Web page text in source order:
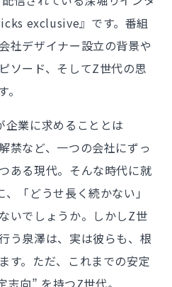
exclusive』です。番組
社デザイナー設立の背景や
ソード、そしてZ世代の思
業に求めることとは
禁など、一つの会社にずっ
ある現代。そんな時代に就
「どうせ長く続かない」
いでしょうか。しかしZ世
う泉澤は、実は彼らも、根
す。ただ、これまでの安定
向” を持つZ世代。